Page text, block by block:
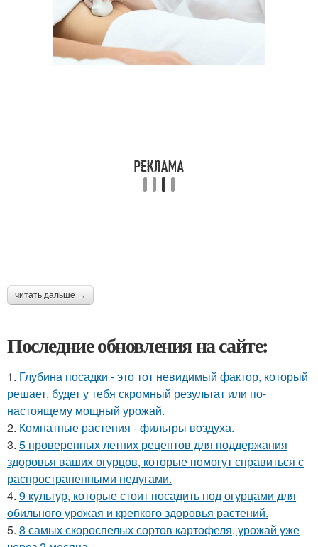
читать дальше →
Последние обновления на сайте:
1. Глубина посадки - это тот невидимый фактор, который
решает, будет у тебя скромный результат или по-
настоящему мощный урожай.
2. Комнатные растения - фильтры воздуха.
3. 5 проверенных летних рецептов для поддержания
здоровья ваших огурцов, которые помогут справиться с
распространенными недугами.
4. 9 культур, которые стоит посадить под огурцами для
обильного урожая и крепкого здоровья растений.
5. 8 самых скороспелых сортов картофеля, урожай уже